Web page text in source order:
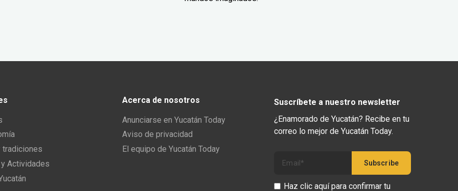
tradiciones
Actividades
Acerca de nosotros
Anunciarse en Yucatán Today
Aviso de privacidad
El equipo de Yucatán Today
Suscríbete a nuestro newsletter
¿Enamorado de Yucatán? Recibe en tu
correo lo mejor de Yucatán Today.
Haz clic aquí para confirmar tu